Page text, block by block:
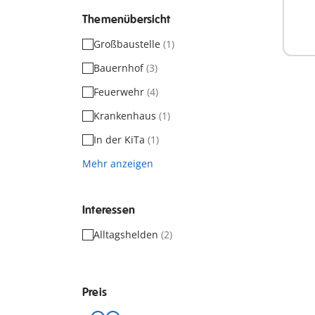
Themenübersicht
Großbaustelle (1)
Bauernhof(3)
Feuerwehr (4)
Krankenhaus (1)
In der KiTa (1)
Mehr anzeigen
Interessen
Alltagshelden (2)
Preis